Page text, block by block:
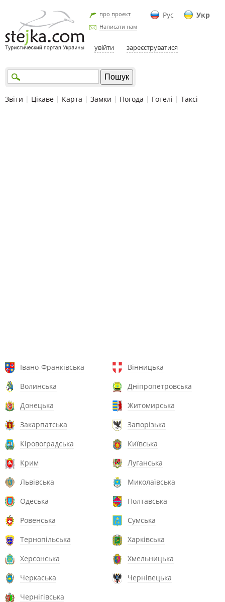
Рус Укр
про проект
Написати нам
увійти зареєструватися
Звіти | Цікаве | Карта | Замки | Погода | Готелі | Таксі
Івано-Франківська
Вінницька
Волинська
Дніпропетровська
Донецька
Житомирська
Закарпатська
Запорізька
Кіровоградська
Київська
Крим
Луганська
Львівська
Миколаївська
Одеська
Полтавська
Ровенська
Сумська
Тернопільська
Харківська
Херсонська
Хмельницька
Черкаська
Чернівецька
Чернігівська